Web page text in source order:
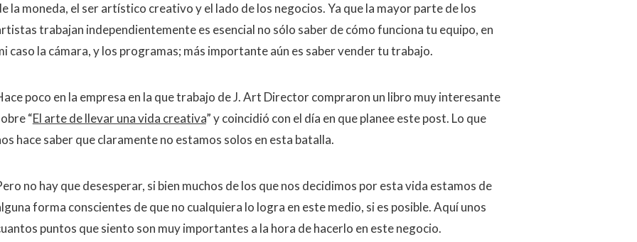
la moneda, el ser artístico creativo y el lado de los negocios. Ya que la mayor parte de los
trabajan independientemente es esencial no sólo saber de cómo funciona tu equipo, en
caso la cámara, y los programas; más importante aún es saber vender tu trabajo.
poco en la empresa en la que trabajo de J. Art Director compraron un libro muy interesante
“El arte de llevar una vida creativa” y coincidió con el día en que planee este post. Lo que
hace saber que claramente no estamos solos en esta batalla.
no hay que desesperar, si bien muchos de los que nos decidimos por esta vida estamos de
forma conscientes de que no cualquiera lo logra en este medio, si es posible. Aquí unos
puntos que siento son muy importantes a la hora de hacerlo en este negocio.